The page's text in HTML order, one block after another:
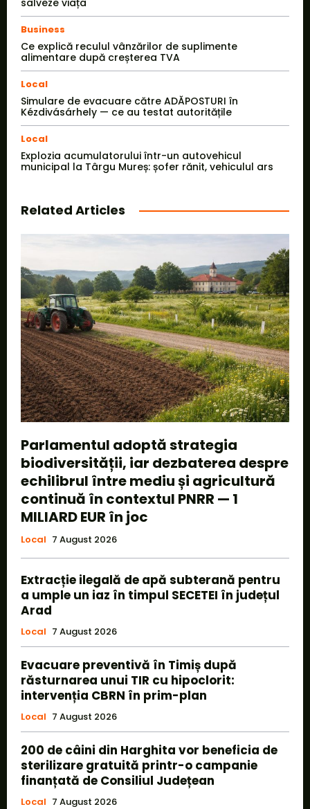
salveze viața
Business
Ce explică reculul vânzărilor de suplimente
alimentare după creșterea TVA
Local
Simulare de evacuare către ADĂPOSTURI în
Kézdivásárhely — ce au testat autoritățile
Local
Explozia acumulatorului într-un autovehicul
municipal la Târgu Mureș: șofer rănit, vehiculul ars
Related Articles
Parlamentul adoptă strategia
biodiversității, iar dezbaterea despre
echilibrul între mediu și agricultură
continuă în contextul PNRR — 1
MILIARD EUR în joc
Local 7 August 2026
Extracție ilegală de apă subterană pentru
a umple un iaz în timpul SECETEI în județul
Arad
Local 7 August 2026
Evacuare preventivă în Timiș după
răsturnarea unui TIR cu hipoclorit:
intervenția CBRN în prim-plan
Local 7 August 2026
200 de câini din Harghita vor beneficia de
sterilizare gratuită printr-o campanie
finanțată de Consiliul Județean
Local 7 August 2026